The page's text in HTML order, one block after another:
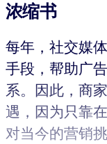
浓缩书
每年，社交媒
手段，帮助广
系。因此，商
遇，因为只靠
对当今的营销